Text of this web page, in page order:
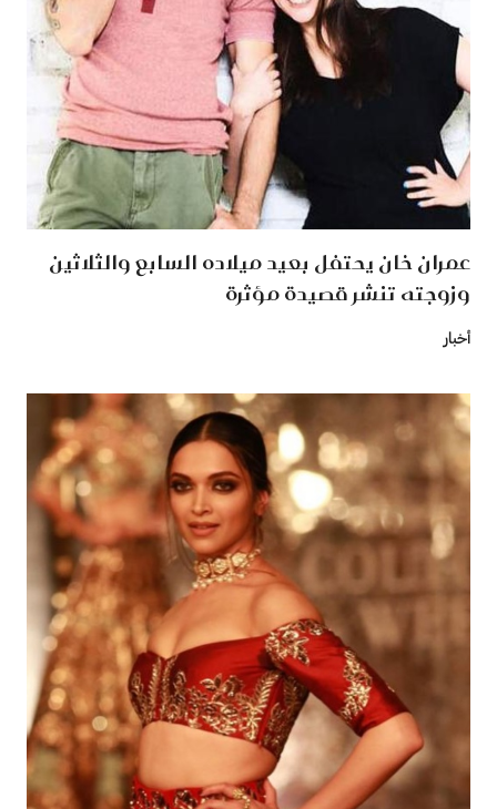
عمران خان يحتفل بعيد ميلاده السابع والثلاثين
وزوجته تنشر قصيدة مؤثرة
أخبار